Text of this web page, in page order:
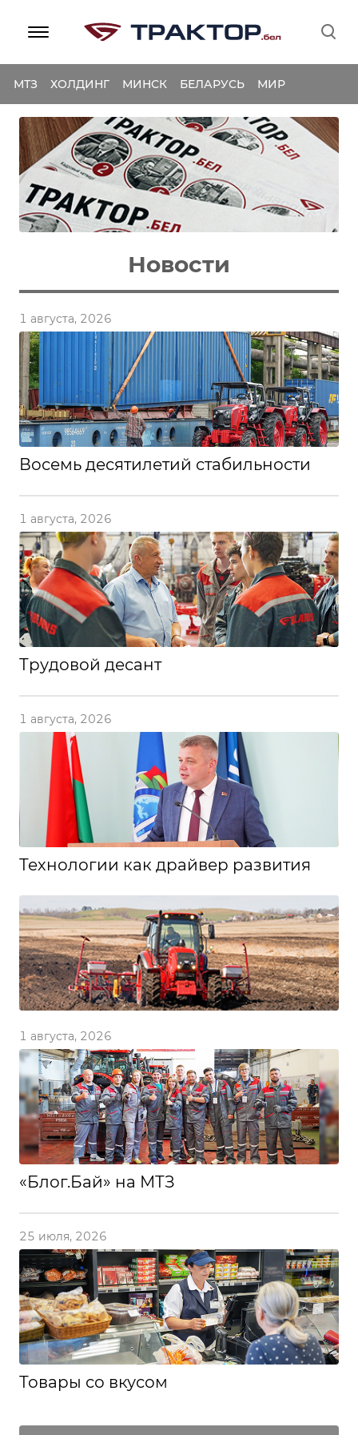
МТЗ ХОЛДИНГ МИНСК БЕЛАРУСЬ МИР
Новости
1 августа, 2026
Восемь десятилетий стабильности
1 августа, 2026
Трудовой десант
1 августа, 2026
Технологии как драйвер развития
1 августа, 2026
«Блог.Бай» на МТЗ
25 июля, 2026
Товары со вкусом